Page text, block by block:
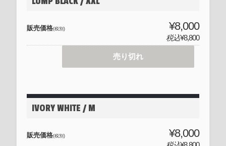
販売価格(税別) ¥8,000
税込¥8,800
売り切れ
IVORY WHITE / M
販売価格(税別) ¥8,000